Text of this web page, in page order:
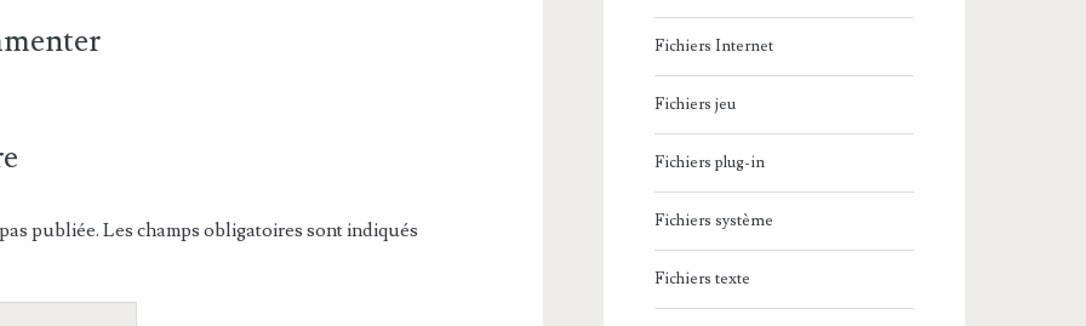
publiée. Les champs obligatoires sont indiqués
Fichiers Internet
Fichiers jeu
Fichiers plug-in
Fichiers système
Fichiers texte